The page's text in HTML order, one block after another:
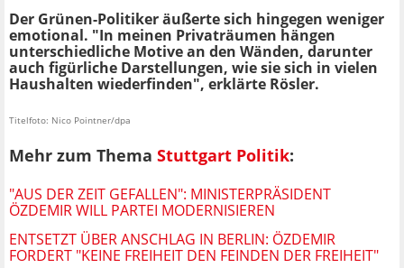
Der Grünen-Politiker äußerte sich hingegen weniger
emotional. "In meinen Privaträumen hängen
unterschiedliche Motive an den Wänden, darunter
auch figürliche Darstellungen, wie sie sich in vielen
Haushalten wiederfinden", erklärte Rösler.
Titelfoto: Nico Pointner/dpa
Mehr zum Thema Stuttgart Politik:
"AUS DER ZEIT GEFALLEN": MINISTERPRÄSIDENT
ÖZDEMIR WILL PARTEI MODERNISIEREN
ENTSETZT ÜBER ANSCHLAG IN BERLIN: ÖZDEMIR
FORDERT "KEINE FREIHEIT DEN FEINDEN DER FREIHEIT"